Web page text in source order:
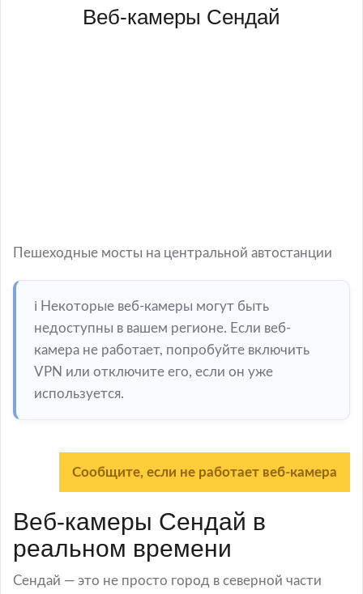
Веб-камеры Сендай
Пешеходные мосты на центральной автостанции
ℹ️ Некоторые веб-камеры могут быть
недоступны в вашем регионе. Если веб-
камера не работает, попробуйте включить
VPN или отключите его, если он уже
используется.
Сообщите, если не работает веб-камера
Веб-камеры Сендай в
реальном времени
Сендай — это не просто город в северной части